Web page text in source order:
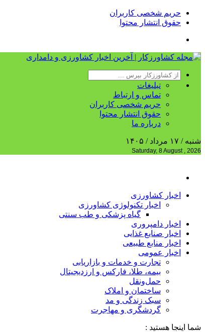
حریم شخصی کاربران
حقوق انتشار محتوا
تبلیغات
تماس و ارتباط
حریم شخصی کاربران
حقوق انتشار محتوا
درباره ما
شنبه / ۱۷ مرداد / ۱۴۰۵
Saturday, 8 August , 2026
اخبار کشاورزی
اخبار تکنولوژی کشاورزی
گیاه پزشکی و طب سنتی
اخبار دامپروری
اخبار صنایع غذایی
اخبار منابع طبیعی
اخبار عمومی
تجارت و خدمات و بازاریابی
بیمه، طلا، فارکس و ارزدیجیتال
حمل‌و‌نقل
ساختمان و املاک
سبک زندگی و مد
گردشگری و مهاجرت
شما اینجا هستید :